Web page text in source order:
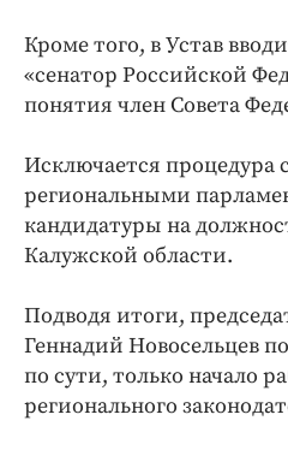
Кроме того, в Устав
«сенатор Российской
понятия член Совета
Исключается процедура
региональными
кандидатуры на
Калужской области.
Подводя итоги,
Геннадий Новосельцев
по сути, только начало
регионального